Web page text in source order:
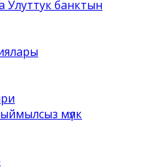
Улуттук банктын
мүлк